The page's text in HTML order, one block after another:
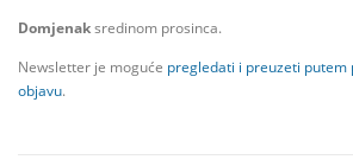
Domjenaksredinom prosinca.
Newsletter je moguće pregledati i preuzeti putem
objavu.